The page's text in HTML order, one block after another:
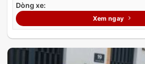
Dòng xe:
Xem ngay